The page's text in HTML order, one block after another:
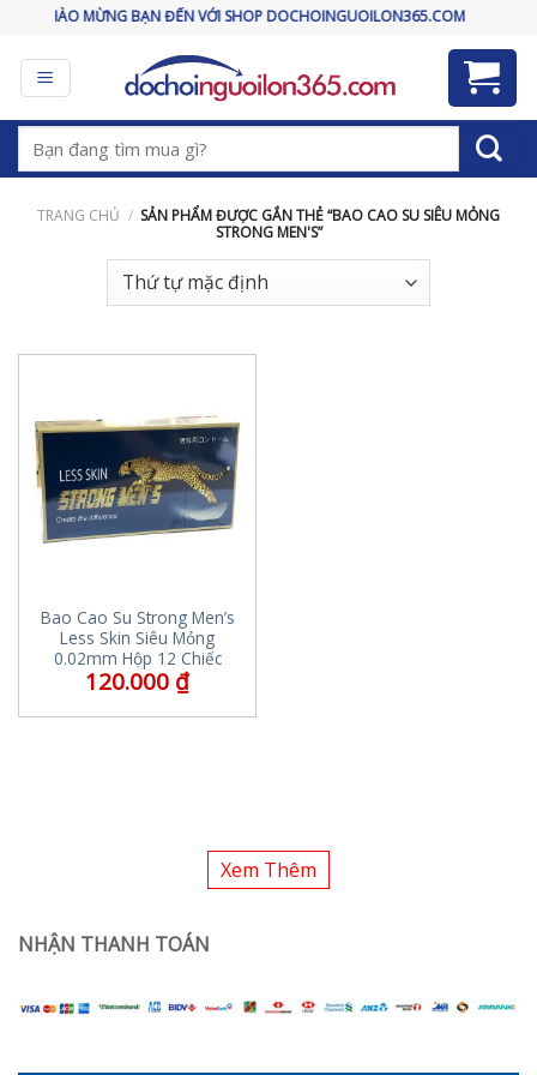
content
CHÀO MỪNG BẠN ĐẾN VỚI SHOP DOCHOINGUOILON365.COM
Tìm
kiếm:
TRANG CHỦ / SẢN PHẨM ĐƯỢC GẮN THẺ “BAO CAO SU SIÊU MỎNG
STRONG MEN'S”
Bao Cao Su Strong Men’s
Less Skin Siêu Mỏng
0.02mm Hộp 12 Chiếc
120.000 ₫
Xem Thêm
NHẬN THANH TOÁN